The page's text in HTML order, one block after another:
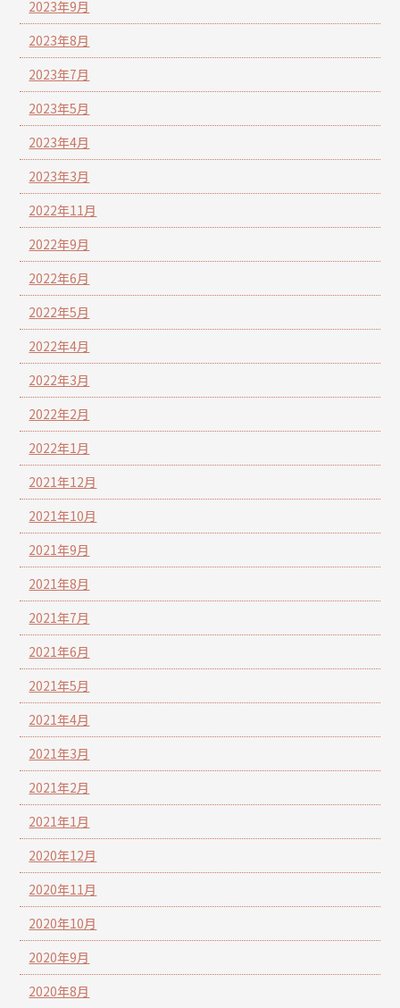
2023年9月
2023年8月
2023年7月
2023年5月
2023年4月
2023年3月
2022年11月
2022年9月
2022年6月
2022年5月
2022年4月
2022年3月
2022年2月
2022年1月
2021年12月
2021年10月
2021年9月
2021年8月
2021年7月
2021年6月
2021年5月
2021年4月
2021年3月
2021年2月
2021年1月
2020年12月
2020年11月
2020年10月
2020年9月
2020年8月